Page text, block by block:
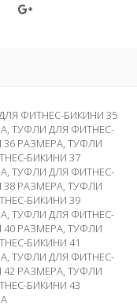
ФИТНЕС-БИКИНИ 35
, ТУФЛИ ДЛЯ ФИТНЕС-
36 РАЗМЕРА, ТУФЛИ
БИКИНИ 37
, ТУФЛИ ДЛЯ ФИТНЕС-
38 РАЗМЕРА, ТУФЛИ
БИКИНИ 39
, ТУФЛИ ДЛЯ ФИТНЕС-
40 РАЗМЕРА, ТУФЛИ
БИКИНИ 41
, ТУФЛИ ДЛЯ ФИТНЕС-
42 РАЗМЕРА, ТУФЛИ
БИКИНИ 43